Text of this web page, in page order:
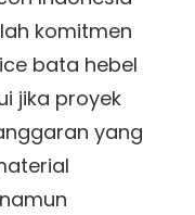
komitmen
bata hebel
jika proyek
yang